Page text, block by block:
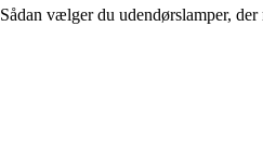
Sådan vælger du udendørslamper,